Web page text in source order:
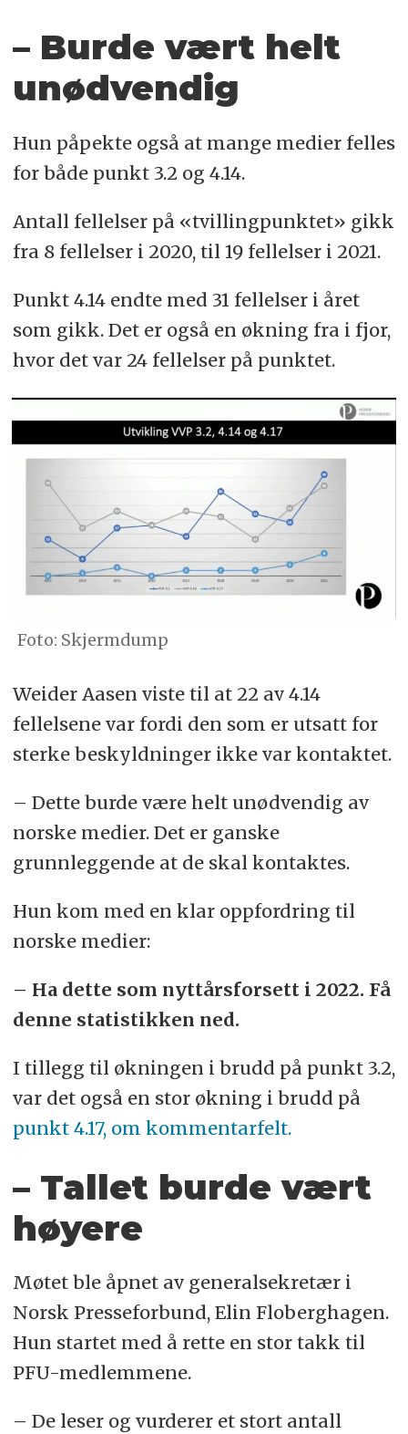
– Burde vært helt
unødvendig
Hun påpekte også at mange medier felles
for både punkt 3.2 og 4.14.
Antall fellelser på «tvillingpunktet» gikk
fra 8 fellelser i 2020, til 19 fellelser i 2021.
Punkt 4.14 endte med 31 fellelser i året
som gikk. Det er også en økning fra i fjor,
hvor det var 24 fellelser på punktet.
Foto: Skjermdump
Weider Aasen viste til at 22 av 4.14
fellelsene var fordi den som er utsatt for
sterke beskyldninger ikke var kontaktet.
– Dette burde være helt unødvendig av
norske medier. Det er ganske
grunnleggende at de skal kontaktes.
Hun kom med en klar oppfordring til
norske medier:
– Ha dette som nyttårsforsett i 2022. Få
denne statistikken ned.
I tillegg til økningen i brudd på punkt 3.2,
var det også en stor økning i brudd på
punkt 4.17, om kommentarfelt.
– Tallet burde vært
høyere
Møtet ble åpnet av generalsekretær i
Norsk Presseforbund, Elin Floberghagen.
Hun startet med å rette en stor takk til
PFU-medlemmene.
– De leser og vurderer et stort antall